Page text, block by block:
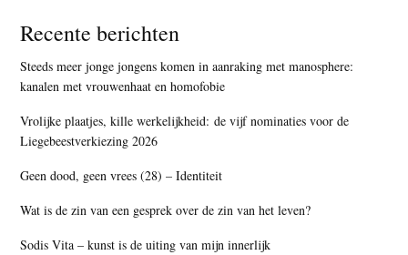
Recente berichten
Steeds meer jonge jongens komen in aanraking met manosphere:
kanalen met vrouwenhaat en homofobie
Vrolijke plaatjes, kille werkelijkheid: de vijf nominaties voor de
Liegebeestverkiezing 2026
Geen dood, geen vrees (28) – Identiteit
Wat is de zin van een gesprek over de zin van het leven?
Sodis Vita – kunst is de uiting van mijn innerlijk